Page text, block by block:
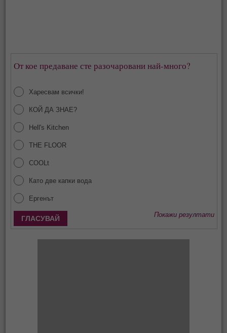
От кое предаване сте разочаровани най-много?
Харесвам всички!
КОЙ ДА ЗНАЕ?
Hell's Kitchen
THE FLOOR
COOLt
Като две капки вода
Ергенът
Покажи резултати